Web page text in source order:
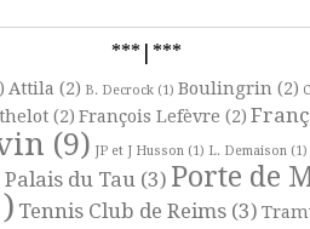
***|***
Attila (2) B. Decrock(1) Boulingrin(2)
(2) François Lefèvre (2)
(9) JP et J Husson (1) L. Demaison (1)
Palais du Tau(3) Porte de
Tennis Club de Reims(3)